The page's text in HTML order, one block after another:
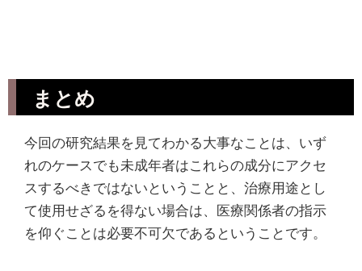
まとめ
今回の研究結果を見てわかる大事なことは、いず
れのケースでも未成年者はこれらの成分にアクセ
スするべきではないということと、治療用途とし
て使用せざるを得ない場合は、医療関係者の指示
を仰ぐことは必要不可欠であるということです。